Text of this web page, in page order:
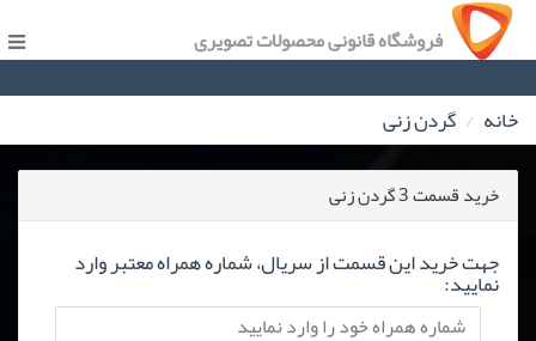
فروشگاه قانونی محصولات تصویری
خانه گردن زنی
خرید قسمت 3 گردن زنی
جهت خرید این قسمت از سریال، شماره همراه معتبر وارد
نمایید: